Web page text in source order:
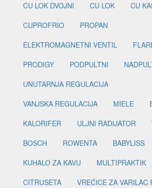
CU LOK DVOJNI
CU LOK
CU
CUPROFRIO
PROPAN
ELEKTROMAGNETNI VENTIL
PRODIGY
PODPULTNI
UNUTARNJA REGULACIJA
VANJSKA REGULACIJA
MIELE
KALORIFER
ULJNI RADIJATOR
BOSCH
ROWENTA BABYLISS
KUHALO ZA KAVU
MULTIPRAKTIK
CITRUSETA
VREĆICE ZA VARILAC